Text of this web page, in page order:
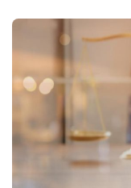
法律上の
「不貞行
3. 不貞行為に該
3.1.性行為